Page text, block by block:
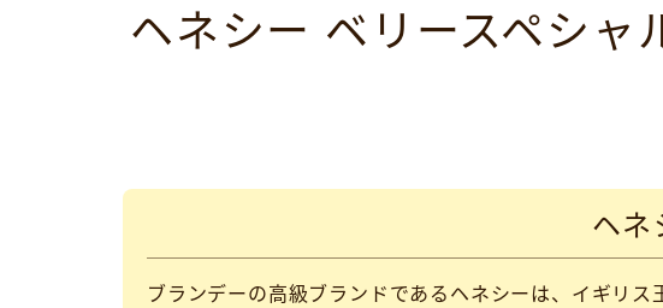
ヘネシー ベリースペシ
ヘネ
ブランデーの高級ブランドであるヘネシーは、イギリス